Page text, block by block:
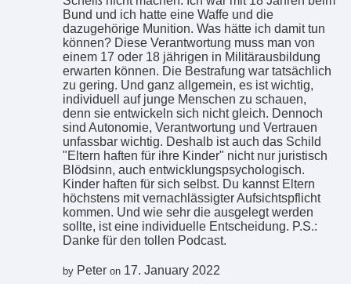
Bund und ich hatte eine Waffe und die
dazugehörige Munition. Was hätte ich damit tun
können? Diese Verantwortung muss man von
einem 17 oder 18 jährigen in Militärausbildung
erwarten können. Die Bestrafung war tatsächlich
zu gering. Und ganz allgemein, es ist wichtig,
individuell auf junge Menschen zu schauen,
denn sie entwickeln sich nicht gleich. Dennoch
sind Autonomie, Verantwortung und Vertrauen
unfassbar wichtig. Deshalb ist auch das Schild
"Eltern haften für ihre Kinder" nicht nur juristisch
Blödsinn, auch entwicklungspsychologisch.
Kinder haften für sich selbst. Du kannst Eltern
höchstens mit vernachlässigter Aufsichtspflicht
kommen. Und wie sehr die ausgelegt werden
sollte, ist eine individuelle Entscheidung. P.S.:
Danke für den tollen Podcast.
by Peter on 17. January 2022